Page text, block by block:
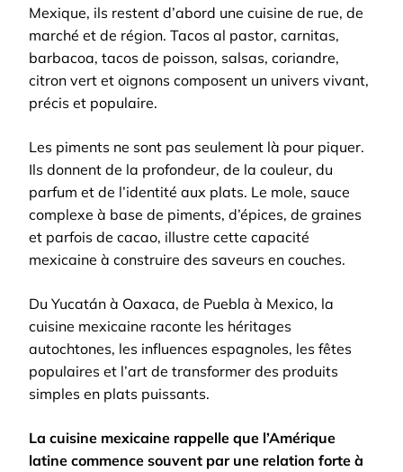
Mexique, ils restent d’abord une cuisine de rue, de
marché et de région. Tacos al pastor, carnitas,
barbacoa, tacos de poisson, salsas, coriandre,
citron vert et oignons composent un univers vivant,
précis et populaire.
Les piments ne sont pas seulement là pour piquer.
Ils donnent de la profondeur, de la couleur, du
parfum et de l’identité aux plats. Le mole, sauce
complexe à base de piments, d’épices, de graines
et parfois de cacao, illustre cette capacité
mexicaine à construire des saveurs en couches.
Du Yucatán à Oaxaca, de Puebla à Mexico, la
cuisine mexicaine raconte les héritages
autochtones, les influences espagnoles, les fêtes
populaires et l’art de transformer des produits
simples en plats puissants.
La cuisine mexicaine rappelle que l’Amérique
latine commence souvent par une relation forte à